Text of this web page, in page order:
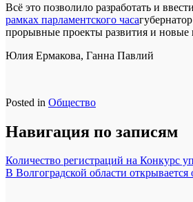
Всё это позволило разработать и
рамках парламентского часа
прорывные проекты развития и новые
Юлия Ермакова, Ганна Павлий
Posted in Общество
Навигация по записям
Количество регистраций на Конкурс
В Волгоградской области открывается